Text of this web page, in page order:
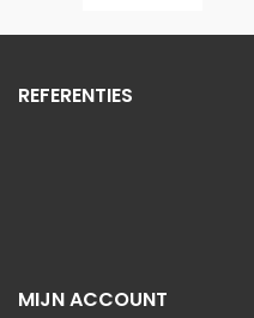
REFERENTIES
MIJN ACCOUNT